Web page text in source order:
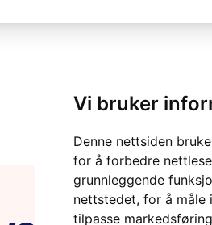
Vi bruker
Denne nettsiden
for å forbedre
grunnleggende
nettstedet, for å måle
tilpasse